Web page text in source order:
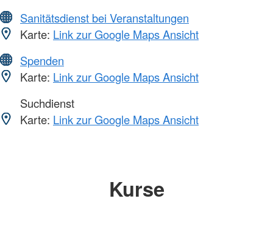
Sanitätsdienst bei Veranstaltungen
Karte: Link zur Google Maps Ansicht
Spenden
Karte: Link zur Google Maps Ansicht
Suchdienst
Karte: Link zur Google Maps Ansicht
Kurse